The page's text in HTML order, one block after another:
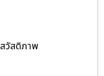
วัสดิภาพ